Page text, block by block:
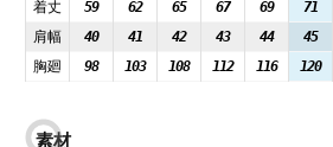
着丈
59 62 65 67 69 71
肩幅
40 41 42 43 44 45
胸廻
98 103 108 112 116 120
素材